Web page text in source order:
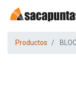
Productos